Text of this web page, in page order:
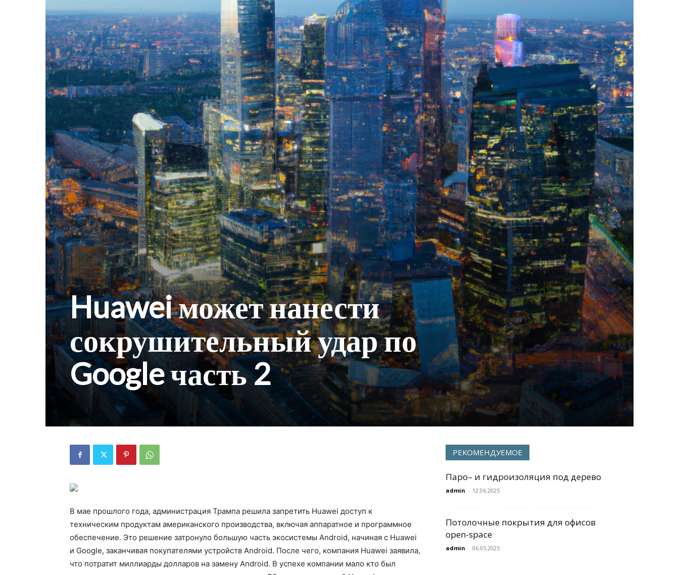
Huawei может нанести
сокрушительный удар по
Google часть 2
В мае прошлого года, администрация Трампа решила запретить Huawei доступ к
техническим продуктам американского производства, включая аппаратное и программное
обеспечение. Это решение затронуло большую часть экосистемы Android, начиная с Huawei
и Google, заканчивая покупателями устройств Android. После чего, компания Huawei заявила,
что потратит миллиарды долларов на замену Android. В успехе компании мало кто был
РЕКОМЕНДУЕМОЕ
Паро– и гидроизоляция под дерево
admin - 12.06.2025
Потолочные покрытия для офисов
open-space
admin - 06.05.2025